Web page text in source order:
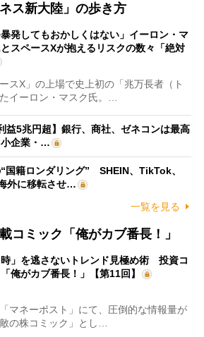
ス新大陸」の歩き方
暴発してもおかしくはない」イーロン・マ
スペースXが抱えるリスクの数々「絶対
スX」の上場で史上初の「兆万長者（ト
イーロン・マスク氏。…
益5兆円超】銀行、商社、ゼネコンは最高
小企業・…
国籍ロンダリング” SHEIN、TikTok、
外に移転させ…
一覧を見る
コミック「俺がカブ番長！」
時」を逃さないトレンド見極め術 投資コ
俺がカブ番長！」【第11回】
マネーポスト」にて、圧倒的な情報量が
の株コミック」とし…